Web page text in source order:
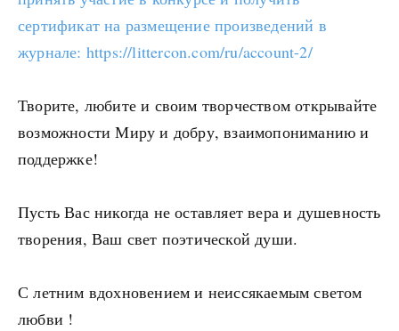
сертификат на размещение произведений в
журнале: https://littercon.com/ru/account-2/
Творите, любите и своим творчеством открывайте
возможности Миру и добру, взаимопониманию и
поддержке!
Пусть Вас никогда не оставляет вера и душевность
творения, Ваш свет поэтической души.
С летним вдохновением и неиссякаемым светом
любви !